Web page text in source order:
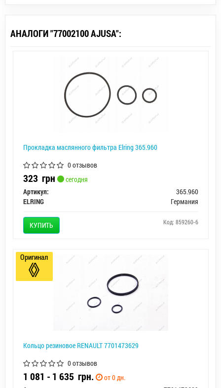
АНАЛОГИ "77002100 AJUSA":
Прокладка маслянного фильтра Elring 365.960
0 отзывов
323 грн
сегодня
Артикул:
365.960
ELRING
Германия
КУПИТЬ Код: 859260-6
Кольцо резиновое RENAULT 7701473629
0 отзывов
1 081 - 1 635 грн.
от 0 дн.
Оригинал